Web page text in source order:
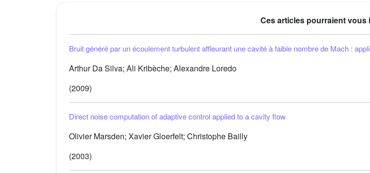
Ces articles pourraient vous
Bruit généré par un écoulement turbulent affleurant une cavité à faible nombre de Mach :
Arthur Da Silva; Ali Kribèche; Alexandre Loredo
(2009)
Direct noise computation of adaptive control applied to a cavity flow
Olivier Marsden; Xavier Gloerfelt; Christophe Bailly
(2003)